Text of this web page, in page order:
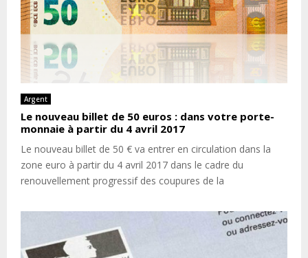
Argent
Le nouveau billet de 50 euros : dans votre porte-
monnaie à partir du 4 avril 2017
Le nouveau billet de 50 € va entrer en circulation dans la
zone euro à partir du 4 avril 2017 dans le cadre du
renouvellement progressif des coupures de la